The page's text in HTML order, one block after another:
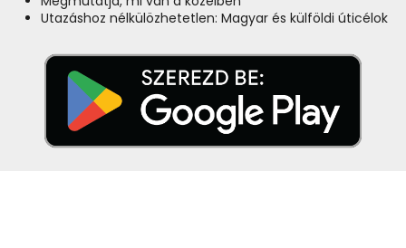
Utazáshoz nélkülözhetetlen: Magyar és külföldi úticélok